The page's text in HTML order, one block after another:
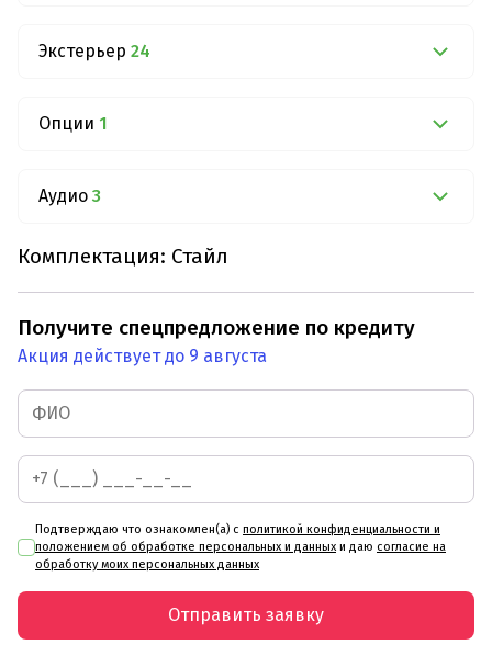
Экстерьер 24
Опции 1
Аудио 3
Комплектация: Стайл
Получите спецпредложение по кредиту
Акция действует до 9 августа
Подтверждаю что ознакомлен(а) с политикой конфиденциальности и
положением об обработке персональных и данных и даю согласие на
обработку моих персональных данных
Отправить заявку